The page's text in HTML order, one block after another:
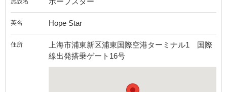
英名 Hope Star
住所
上海市浦東新区浦東国際空港ターミナル1 国際
線出発搭乗ゲート16号